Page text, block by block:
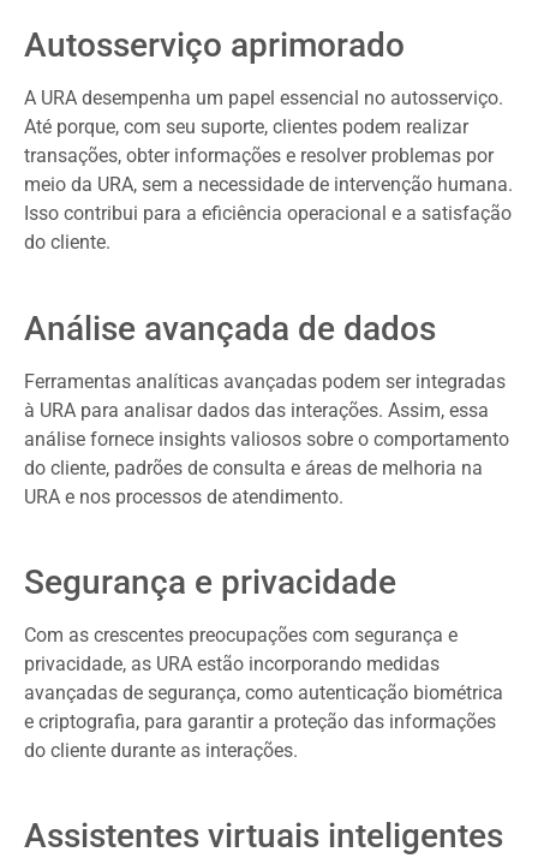
Autosserviço aprimorado
A URA desempenha um papel essencial no autosserviço.
Até porque, com seu suporte, clientes podem realizar
transações, obter informações e resolver problemas por
meio da URA, sem a necessidade de intervenção humana.
Isso contribui para a eficiência operacional e a satisfação
do cliente.
Análise avançada de dados
Ferramentas analíticas avançadas podem ser integradas
à URA para analisar dados das interações. Assim, essa
análise fornece insights valiosos sobre o comportamento
do cliente, padrões de consulta e áreas de melhoria na
URA e nos processos de atendimento.
Segurança e privacidade
Com as crescentes preocupações com segurança e
privacidade, as URA estão incorporando medidas
avançadas de segurança, como autenticação biométrica
e criptografia, para garantir a proteção das informações
do cliente durante as interações.
Assistentes virtuais inteligentes